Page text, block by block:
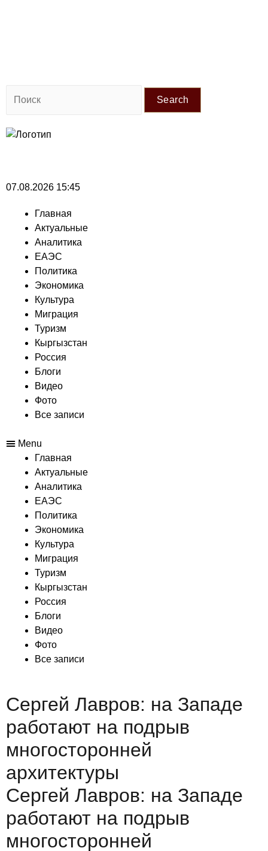
Search
07.08.2026 15:45
Главная
Актуальные
Аналитика
ЕАЭС
Политика
Экономика
Культура
Миграция
Туризм
Кыргызстан
Россия
Блоги
Видео
Фото
Все записи
Menu
Главная
Актуальные
Аналитика
ЕАЭС
Политика
Экономика
Культура
Миграция
Туризм
Кыргызстан
Россия
Блоги
Видео
Фото
Все записи
Сергей Лавров: на Западе
работают на подрыв
многосторонней
архитектуры
Сергей Лавров: на Западе
работают на подрыв
многосторонней